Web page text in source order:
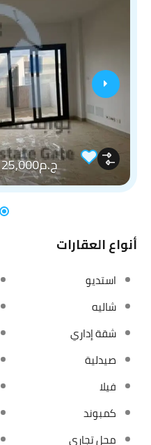
ج.م25,000
أنواع العقارات
استديو
شاليه
شقة إداري
صيدلية
فيلا
كمبوند
محل تجاري